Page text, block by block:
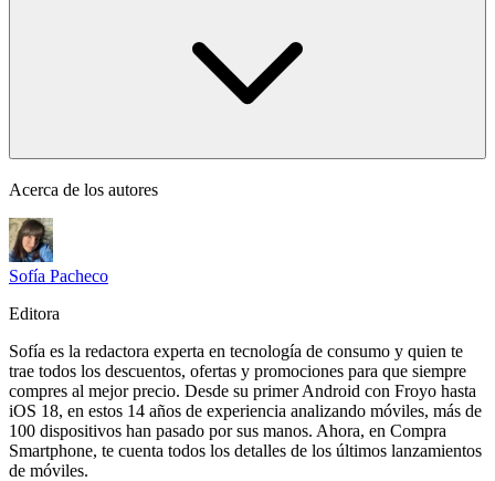
Acerca de los autores
Sofía Pacheco
Editora
Sofía es la redactora experta en tecnología de consumo y quien te
trae todos los descuentos, ofertas y promociones para que siempre
compres al mejor precio. Desde su primer Android con Froyo hasta
iOS 18, en estos 14 años de experiencia analizando móviles, más de
100 dispositivos han pasado por sus manos. Ahora, en Compra
Smartphone, te cuenta todos los detalles de los últimos lanzamientos
de móviles.